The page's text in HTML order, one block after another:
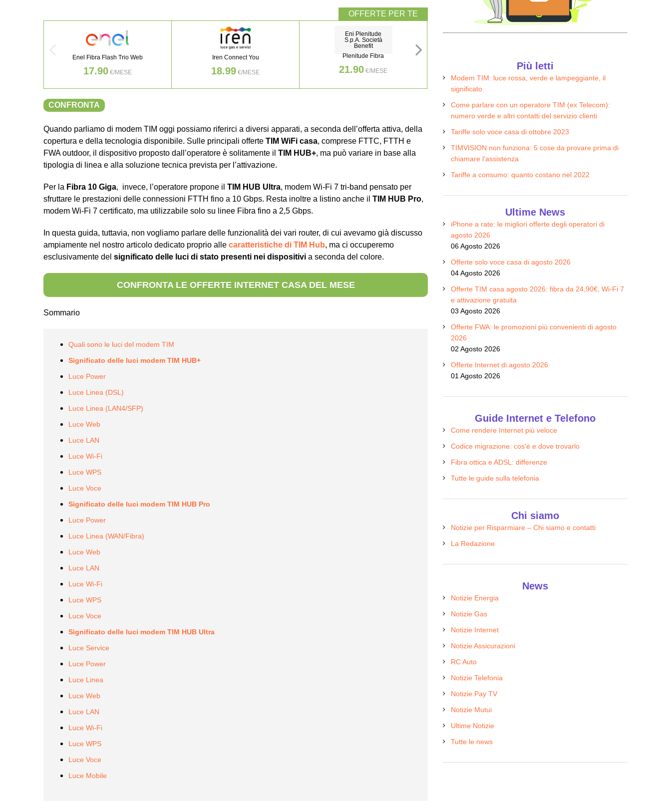
Enel Fibra Flash Trio Web
17.90 €/MESE
Iren Connect You
18.99 €/MESE
Eni Plenitude
S.p.A. Società
Benefit
Plenitude Fibra
21.90 €/MESE
Edison Energia
CONFRONTA
Quando parliamo di modem TIM oggi possiamo riferirci a diversi apparati, a seconda dell’offerta attiva, della
copertura e della tecnologia disponibile. Sulle principali offerte TIM WiFi casa, comprese FTTC, FTTH e
FWA outdoor, il dispositivo proposto dall’operatore è solitamente il TIM HUB+, ma può variare in base alla
tipologia di linea e alla soluzione tecnica prevista per l’attivazione.
Per la Fibra 10 Giga, invece, l’operatore propone il TIM HUB Ultra, modem Wi-Fi 7 tri-band pensato per
sfruttare le prestazioni delle connessioni FTTH fino a 10 Gbps. Resta inoltre a listino anche il TIM HUB Pro,
modem Wi-Fi 7 certificato, ma utilizzabile solo su linee Fibra fino a 2,5 Gbps.
In questa guida, tuttavia, non vogliamo parlare delle funzionalità dei vari router, di cui avevamo già discusso
ampiamente nel nostro articolo dedicato proprio alle caratteristiche di TIM Hub, ma ci occuperemo
esclusivamente del significato delle luci di stato presenti nei dispositivi a seconda del colore.
CONFRONTA LE OFFERTE INTERNET CASA DEL MESE
Sommario
Quali sono le luci del modem TIM
Significato delle luci modem TIM HUB+
Luce Power
Luce Linea (DSL)
Luce Linea (LAN4/SFP)
Luce Web
Luce LAN
Luce Wi-Fi
Luce WPS
Luce Voce
Significato delle luci modem TIM HUB Pro
Luce Power
Luce Linea (WAN/Fibra)
Luce Web
Luce LAN
Luce Wi-Fi
Luce WPS
Luce Voce
Significato delle luci modem TIM HUB Ultra
Luce Service
Luce Power
Luce Linea
Luce Web
Luce LAN
Luce Wi-Fi
Luce WPS
Luce Voce
Luce Mobile
Più letti
Modem TIM: luce rossa, verde e lampeggiante, il
significato
Come parlare con un operatore TIM (ex Telecom):
numero verde e altri contatti del servizio clienti
Tariffe solo voce casa di ottobre 2023
TIMVISION non funziona: 5 cose da provare prima di
chiamare l’assistenza
Tariffe a consumo: quanto costano nel 2022
Ultime News
iPhone a rate: le migliori offerte degli operatori di
agosto 2026
06 Agosto 2026
Offerte solo voce casa di agosto 2026
04 Agosto 2026
Offerte TIM casa agosto 2026: fibra da 24,90€, Wi-Fi 7
e attivazione gratuita
03 Agosto 2026
Offerte FWA: le promozioni più convenienti di agosto
2026
02 Agosto 2026
Offerte Internet di agosto 2026
01 Agosto 2026
Guide Internet e Telefono
Come rendere Internet più veloce
Codice migrazione: cos'è e dove trovarlo
Fibra ottica e ADSL: differenze
Tutte le guide sulla telefonia
Chi siamo
Notizie per Risparmiare – Chi siamo e contatti
La Redazione
News
Notizie Energia
Notizie Gas
Notizie Internet
Notizie Assicurazioni
RC Auto
Notizie Telefonia
Notizie Pay TV
Notizie Mutui
Ultime Notizie
Tutte le news